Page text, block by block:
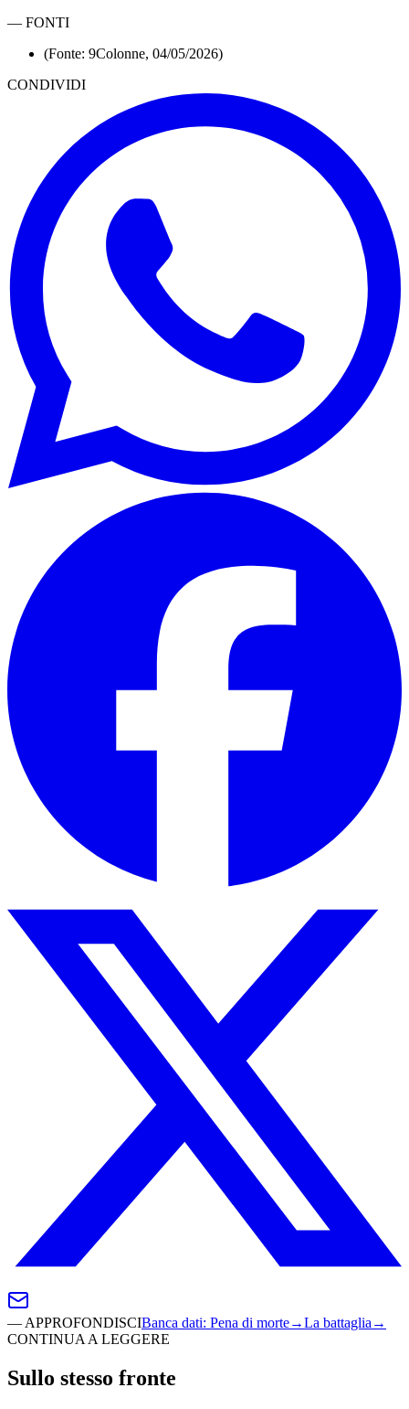
— FONTI
(Fonte: 9Colonne, 04/05/2026)
CONDIVIDI
— APPROFONDISCIBanca dati: Pena di morte→La battaglia →
CONTINUA A LEGGERE
Sullo stesso fronte